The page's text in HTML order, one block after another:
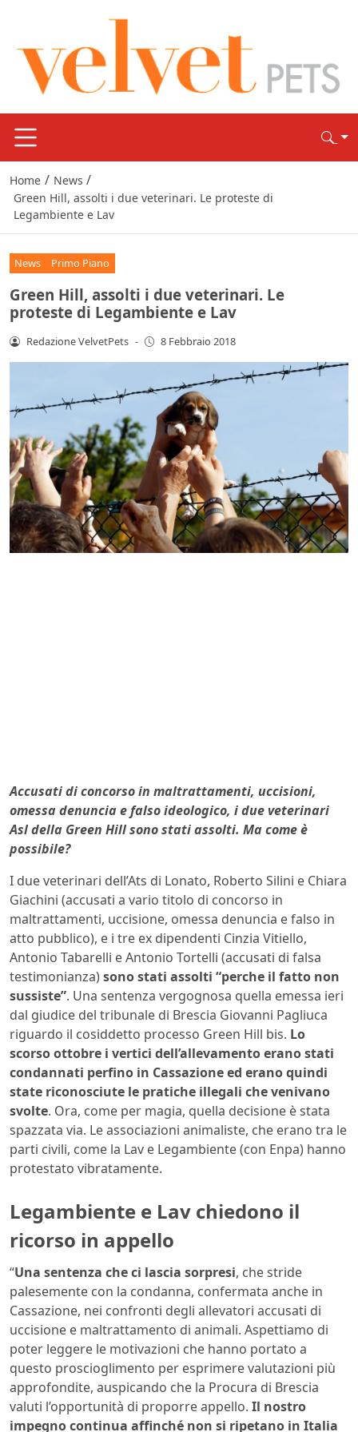
Home / News /
Green Hill, assolti i due veterinari. Le proteste di
Legambiente e Lav
News Primo Piano
Green Hill, assolti i due veterinari. Le
proteste di Legambiente e Lav
Redazione VelvetPets - 8 Febbraio 2018
Accusati di concorso in maltrattamenti, uccisioni,
omessa denuncia e falso ideologico, i due veterinari
Asl della Green Hill sono stati assolti. Ma come è
possibile?
I due veterinari dell’Ats di Lonato, Roberto Silini e Chiara
Giachini (accusati a vario titolo di concorso in
maltrattamenti, uccisione, omessa denuncia e falso in
atto pubblico), e i tre ex dipendenti Cinzia Vitiello,
Antonio Tabarelli e Antonio Tortelli (accusati di falsa
testimonianza)sono stati assolti “perche il fatto non
sussiste”. Una sentenza vergognosa quella emessa ieri
dal giudice del tribunale di Brescia Giovanni Pagliuca
riguardo il cosiddetto processo Green Hill bis. Lo
scorso ottobre i vertici dell’allevamento erano stati
condannati perfino in Cassazione ed erano quindi
state riconosciute le pratiche illegali che venivano
svolte. Ora, come per magia, quella decisione è stata
spazzata via. Le associazioni animaliste, che erano tra le
parti civili, come la Lav e Legambiente (con Enpa) hanno
protestato vibratamente.
Legambiente e Lav chiedono il
ricorso in appello
“​Una sentenza che ci lascia sorpresi, che stride
palesemente con la condanna, confermata anche in
Cassazione, nei confronti degli allevatori accusati di
uccisione e maltrattamento di animali. Aspettiamo di
poter leggere le motivazioni che hanno portato a
questo proscioglimento per esprimere valutazioni più
approfondite, auspicando che la Procura di Brescia
valuti l’opportunità di proporre appello. Il nostro
impegno continua affinché non si ripetano in Italia